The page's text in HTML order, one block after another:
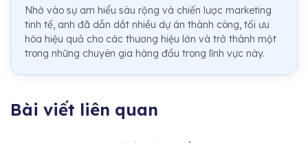
Nhờ vào sự am hiểu sâu rộng và chiến lược marketing
tinh tế, anh đã dẫn dắt nhiều dự án thành công, tối ưu
hóa hiệu quả cho các thương hiệu lớn và trở thành một
trong những chuyên gia hàng đầu trong lĩnh vực này.
Bài viết liên quan